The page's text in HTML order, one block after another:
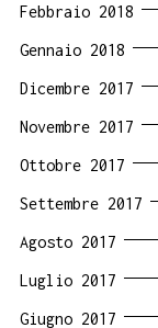
Febbraio 2018
Gennaio 2018
Dicembre 2017
Novembre 2017
Ottobre 2017
Settembre 2017
Agosto 2017
Luglio 2017
Giugno 2017